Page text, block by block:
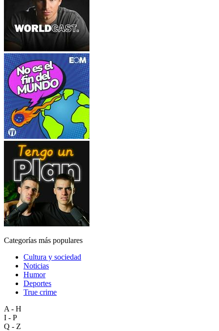
Categorías más populares
Cultura y sociedad
Noticias
Humor
Deportes
True crime
A - H
I - P
Q - Z